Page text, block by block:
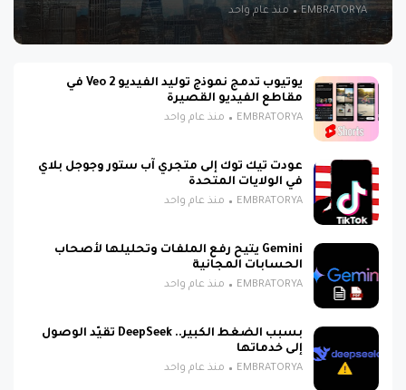
EMBRATORYA منذ عام واحد
يوتيوب تدمج نموذج توليد الفيديو Veo 2 في
مقاطع الفيديو القصيرة
EMBRATORYA منذ عام واحد
عودت تيك توك إلى متجري آب ستور وجوجل بلاي
في الولايات المتحدة
EMBRATORYA منذ عام واحد
Gemini يتيح رفع الملفات وتحليلها لأصحاب
الحسابات المجانية
EMBRATORYA منذ عام واحد
بسبب الضغط الكبير.. DeepSeek تقيّد الوصول
إلى خدماتها
EMBRATORYA منذ عام واحد